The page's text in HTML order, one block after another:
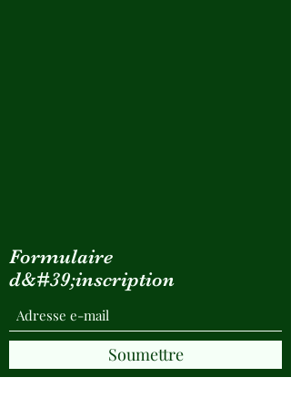
Formulaire
d&#39;inscription
Soumettre